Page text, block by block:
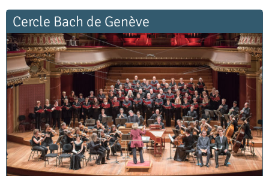
Cercle Bach de Genève